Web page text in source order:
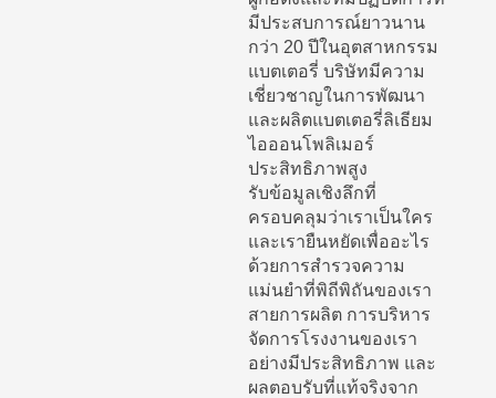
มีประสบการณ์ยาวนาน
กว่า 20 ปีในอุตสาหกรรม
แบตเตอรี่ บริษัทมีความ
เชี่ยวชาญในการพัฒนา
และผลิตแบตเตอรี่ลิเธียม
ไอออนโพลิเมอร์
ประสิทธิภาพสูง
รับข้อมูลเชิงลึกที่
ครอบคลุมว่าเราเป็นใคร
และเรายืนหยัดเพื่ออะไร
ด้วยการสำรวจความ
แม่นยำที่พิถีพิถันของเรา
สายการผลิต การบริหาร
จัดการโรงงานของเรา
อย่างมีประสิทธิภาพ และ
ผลตอบรับที่แท้จริงจาก